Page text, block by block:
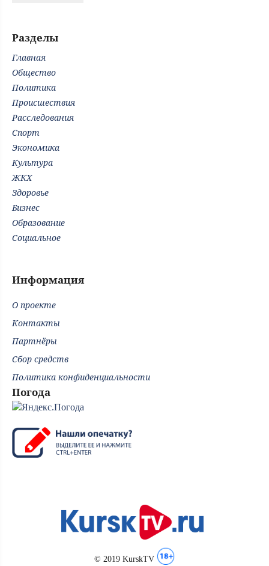
Разделы
Главная
Общество
Политика
Происшествия
Расследования
Спорт
Экономика
Культура
ЖКХ
Здоровье
Бизнес
Образование
Социальное
Информация
О проекте
Контакты
Партнёры
Сбор средств
Политика конфиденциальности
Погода
© 2019 KurskTV